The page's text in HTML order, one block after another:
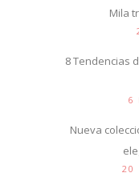
Mila
8 Tendencias
6
Nueva
20